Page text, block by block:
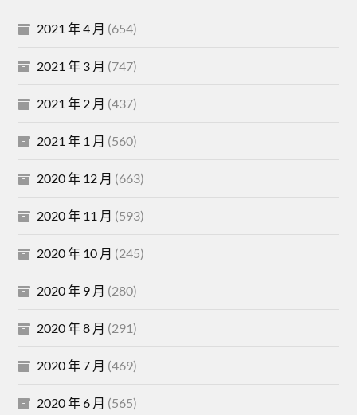
2021 年 4 月 (654)
2021 年 3 月 (747)
2021 年 2 月 (437)
2021 年 1 月 (560)
2020 年 12 月 (663)
2020 年 11 月 (593)
2020 年 10 月 (245)
2020 年 9 月 (280)
2020 年 8 月 (291)
2020 年 7 月 (469)
2020 年 6 月 (565)